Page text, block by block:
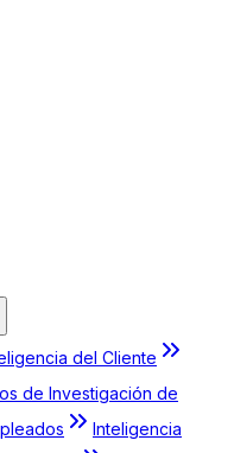
del Cliente
de Investigación de
Inteligencia